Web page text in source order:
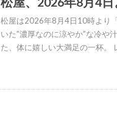
松屋は2026年8月4日10時より
いた”濃厚なのに涼やか”な冷や
た、体に嬉しい大満足の一杯。